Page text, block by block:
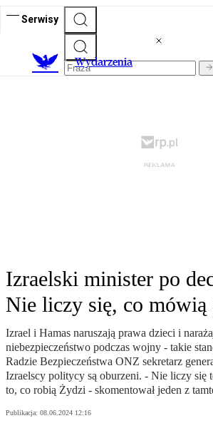
Serwisy
Wydarzenia
Izraelski minister po
Nie liczy się, co mówią
Izrael i Hamas naruszają prawa dzieci i
niebezpieczeństwo podczas wojny - takie
Radzie Bezpieczeństwa ONZ sekretarz
Izraelscy politycy są oburzeni. - Nie liczy się
to, co robią Żydzi - skomentował jeden z
Publikacja: 08.06.2024 12:16